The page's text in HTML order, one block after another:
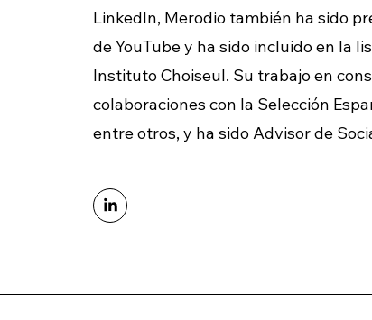
LinkedIn, Merodio también ha sido
de YouTube y ha sido incluido en la
Instituto Choiseul. Su trabajo en
colaboraciones con la Selección
entre otros, y ha sido Advisor de